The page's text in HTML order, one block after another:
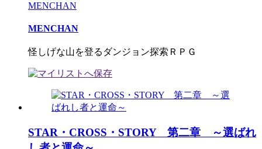
MENCHAN
MENCHAN
怪しげな山を登るダンジョン探索ＲＰＧ
STAR・CROSS・STORY 第二章 ～選ばれ